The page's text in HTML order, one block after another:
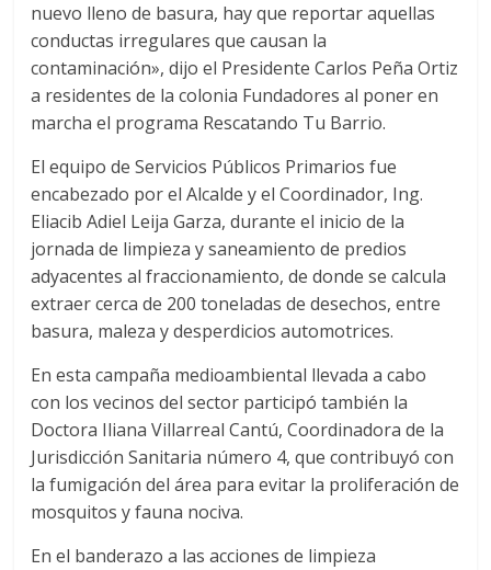
nuevo lleno de basura, hay que reportar aquellas
conductas irregulares que causan la
contaminación», dijo el Presidente Carlos Peña Ortiz
a residentes de la colonia Fundadores al poner en
marcha el programa Rescatando Tu Barrio.
El equipo de Servicios Públicos Primarios fue
encabezado por el Alcalde y el Coordinador, Ing.
Eliacib Adiel Leija Garza, durante el inicio de la
jornada de limpieza y saneamiento de predios
adyacentes al fraccionamiento, de donde se calcula
extraer cerca de 200 toneladas de desechos, entre
basura, maleza y desperdicios automotrices.
En esta campaña medioambiental llevada a cabo
con los vecinos del sector participó también la
Doctora Iliana Villarreal Cantú, Coordinadora de la
Jurisdicción Sanitaria número 4, que contribuyó con
la fumigación del área para evitar la proliferación de
mosquitos y fauna nociva.
En el banderazo a las acciones de limpieza